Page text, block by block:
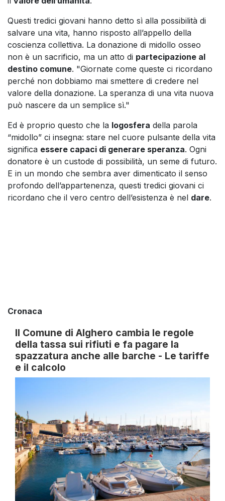
Questi tredici giovani hanno detto sì alla possibilità di
salvare una vita, hanno risposto all’appello della
coscienza collettiva. La donazione di midollo osseo
non è un sacrificio, ma un atto di partecipazione al
destino comune. "Giornate come queste ci ricordano
perché non dobbiamo mai smettere di credere nel
valore della donazione. La speranza di una vita nuova
può nascere da un semplice sì."
Ed è proprio questo che la logosfera della parola
“midollo” ci insegna: stare nel cuore pulsante della vita
significa essere capaci di generare speranza. Ogni
donatore è un custode di possibilità, un seme di futuro.
E in un mondo che sembra aver dimenticato il senso
profondo dell’appartenenza, questi tredici giovani ci
ricordano che il vero centro dell’esistenza è nel dare.
Cronaca
Il Comune di Alghero cambia le regole
della tassa sui rifiuti e fa pagare la
spazzatura anche alle barche - Le tariffe
e il calcolo